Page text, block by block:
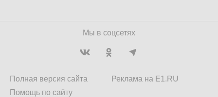
Мы в соцсетях
Полная версия сайта
Помощь по сайту
Реклама на E1.RU